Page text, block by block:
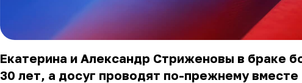
Екатерина и Александр Стриженовы в браке
30 лет, а досуг проводят по-прежнему вместе